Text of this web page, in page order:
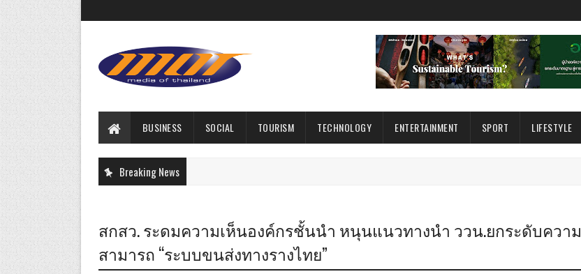
BUSINESS SOCIAL TOURISM TECHNOLOGY ENTERTAINMENT SPORT LIFESTYLE
Breaking News
สกสว. ระดมความเห็นองค์กรชั้นนำ หนุนแนวทางนำ ววน.ยกระดับความ
สามารถ “ระบบขนส่งทางรางไทย”